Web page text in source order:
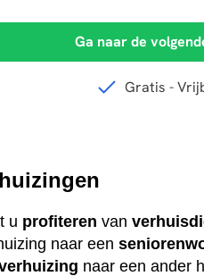
u profiteren van
naar een
naar een ander